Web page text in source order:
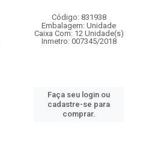
Código: 831938
Embalagem: Unidade
Caixa Com: 12 Unidade(s)
Inmetro: 007345/2018
Faça seu login ou
cadastre-se para
comprar.